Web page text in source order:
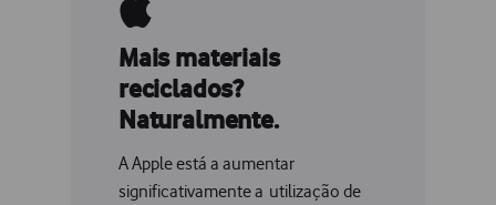
Mais materiais
reciclados?
Naturalmente.
A Apple está a aumentar
significativamente a utilização de